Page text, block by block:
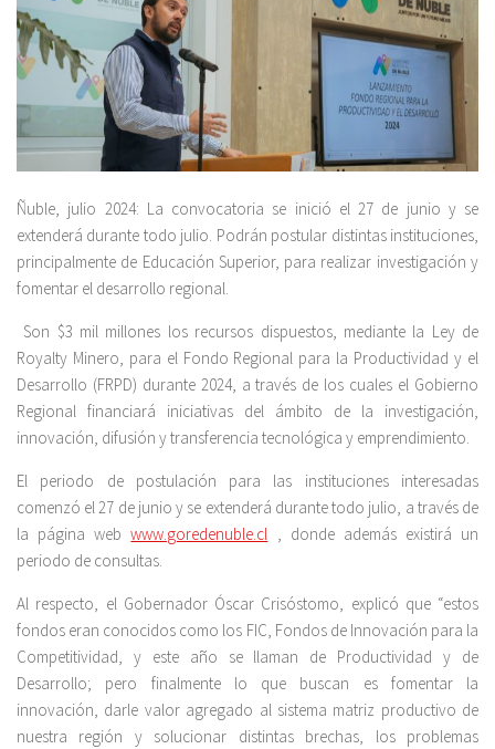
Ñuble, julio 2024: La convocatoria se inició el 27 de junio y se
extenderá durante todo julio. Podrán postular distintas instituciones,
principalmente de Educación Superior, para realizar investigación y
fomentar el desarrollo regional.
Son $3 mil millones los recursos dispuestos, mediante la Ley de
Royalty Minero, para el Fondo Regional para la Productividad y el
Desarrollo (FRPD) durante 2024, a través de los cuales el Gobierno
Regional financiará iniciativas del ámbito de la investigación,
innovación, difusión y transferencia tecnológica y emprendimiento.
El periodo de postulación para las instituciones interesadas
comenzó el 27 de junio y se extenderá durante todo julio, a través de
la página webwww.goredenuble.cl , donde además existirá un
periodo de consultas.
Al respecto, el Gobernador Óscar Crisóstomo, explicó que “estos
fondos eran conocidos como los FIC, Fondos de Innovación para la
Competitividad, y este año se llaman de Productividad y de
Desarrollo; pero finalmente lo que buscan es fomentar la
innovación, darle valor agregado al sistema matriz productivo de
nuestra región y solucionar distintas brechas, los problemas